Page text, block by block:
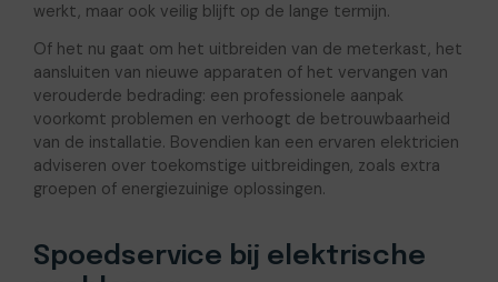
werkt, maar ook veilig blijft op de lange termijn.
Of het nu gaat om het uitbreiden van de meterkast, het
aansluiten van nieuwe apparaten of het vervangen van
verouderde bedrading: een professionele aanpak
voorkomt problemen en verhoogt de betrouwbaarheid
van de installatie. Bovendien kan een ervaren elektricien
adviseren over toekomstige uitbreidingen, zoals extra
groepen of energiezuinige oplossingen.
Spoedservice bij elektrische